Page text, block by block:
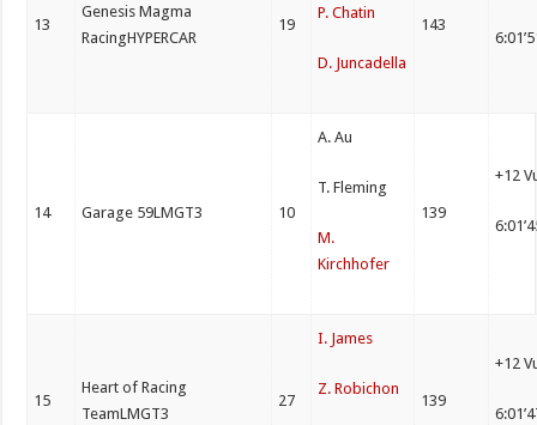
13
Genesis Magma
RacingHYPERCAR
19
P. Chatin
D. Juncadella
143
14 Garage 59LMGT3 10
A. Au
T. Fleming
M.
Kirchhofer
139
+12
15
Heart of Racing
TeamLMGT3
27
I. James
Z. Robichon
139
+12